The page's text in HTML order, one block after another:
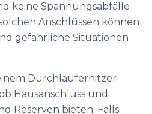
keine Spannungsabfälle
Anschlüssen können
gefährliche Situationen
Durchlauferhitzer
Hausanschluss und
Reserven bieten. Falls